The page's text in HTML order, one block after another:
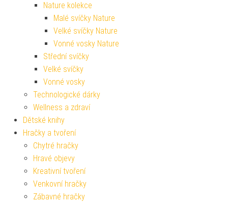
Nature kolekce
Malé svíčky Nature
Velké svíčky Nature
Vonné vosky Nature
Střední svíčky
Velké svíčky
Vonné vosky
Technologické dárky
Wellness a zdraví
Dětské knihy
Hračky a tvoření
Chytré hračky
Hravé objevy
Kreativní tvoření
Venkovní hračky
Zábavné hračky